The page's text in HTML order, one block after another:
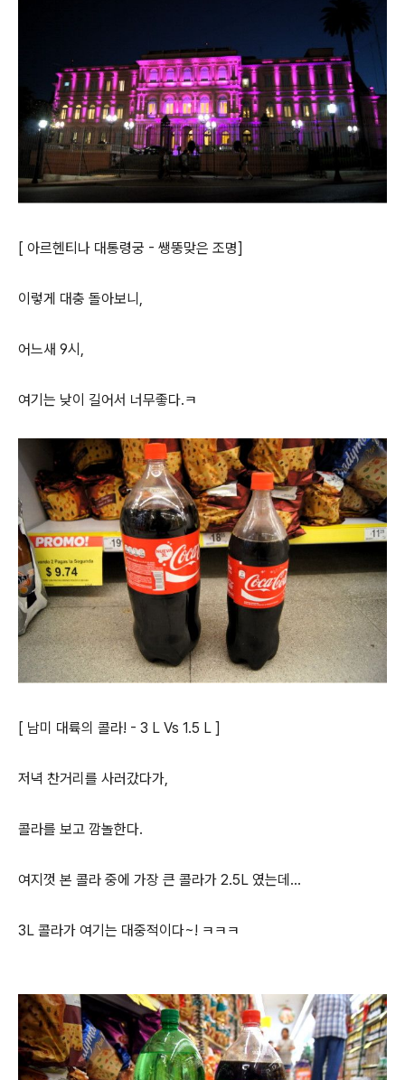
[ 아르헨티나 대통령궁 - 쌩뚱맞은 조명]
이렇게 대충 돌아보니,
어느새 9시,
여기는 낮이 길어서 너무좋다.ㅋ
[ 남미 대륙의 콜라! - 3 L Vs 1.5 L ]
저녁 찬거리를 사러갔다가,
콜라를 보고 깜놀한다.
여지껏 본 콜라 중에 가장 큰 콜라가 2.5L 였는데...
3L 콜라가 여기는 대중적이다~! ㅋㅋㅋ